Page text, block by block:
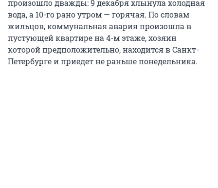
произошло дважды: 9 декабря хлынула холодная
вода, а 10-го рано утром — горячая. По словам
жильцов, коммунальная авария произошла в
пустующей квартире на 4-м этаже, хозяин
которой предположительно, находится в Санкт-
Петербурге и приедет не раньше понедельника.